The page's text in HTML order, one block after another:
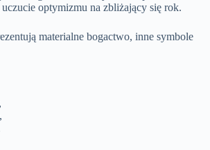
optymizmu na zbliżający się rok.
materialne bogactwo, inne symbole